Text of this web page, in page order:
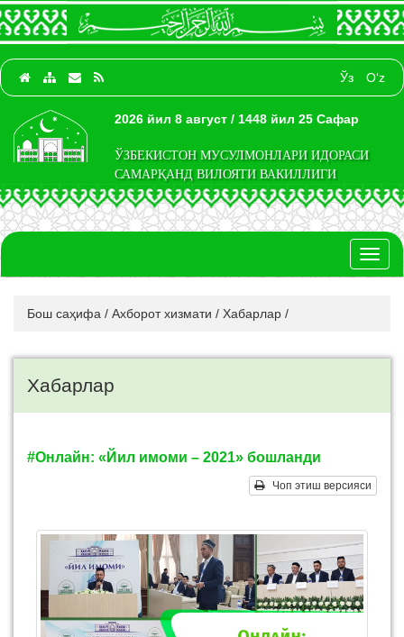
Ўз O‘z
2026 йил 8 август / 1448 йил 25 Сафар
ЎЗБЕКИСТОН МУСУЛМОНЛАРИ ИДОРАСИ
САМАРҚАНД ВИЛОЯТИ ВАКИЛЛИГИ
Бош саҳифа / Ахборот хизмати / Хабарлар /
Хабарлар
#Онлайн: «Йил имоми – 2021» бошланди
Чоп этиш версияси